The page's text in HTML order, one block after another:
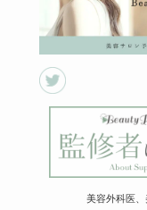
美容外科医